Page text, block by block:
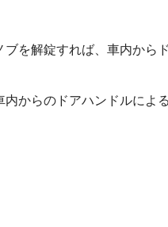
を解錠すれば、車内から
からのドアハンドルによ